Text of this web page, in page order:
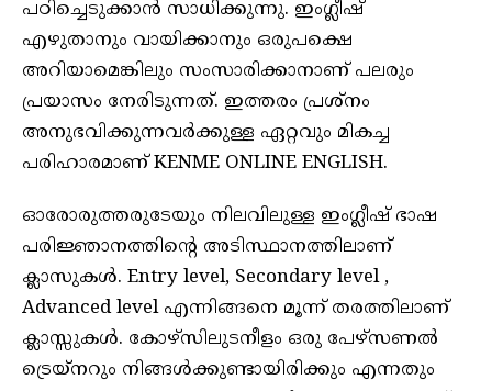
പഠിച്ചെടുക്കാന്‍ സാധിക്കുന്നു. ഇംഗ്ലീഷ്
എഴുതാനും വായിക്കാനും ഒരുപക്ഷെ
അറിയാമെങ്കിലും സംസാരിക്കാനാണ് പലരും
പ്രയാസം നേരിടുന്നത്. ഇത്തരം പ്രശ്‌നം
അനുഭവിക്കുന്നവര്‍ക്കുള്ള ഏറ്റവും മികച്ച
പരിഹാരമാണ് KENME ONLINE ENGLISH.
ഓരോരുത്തരുടേയും നിലവിലുള്ള ഇംഗ്ലീഷ് ഭാഷ
പരിജ്ഞാനത്തിന്റെ അടിസ്ഥാനത്തിലാണ്
ക്ലാസുകള്‍. Entry level, Secondary level ,
Advanced level എന്നിങ്ങനെ മൂന്ന് തരത്തിലാണ്
ക്ലാസ്സുകള്‍. കോഴ്‌സിലുടനീളം ഒരു പേഴ്സണല്‍
ട്രെയ്നറും നിങ്ങള്‍ക്കുണ്ടായിരിക്കും എന്നതും